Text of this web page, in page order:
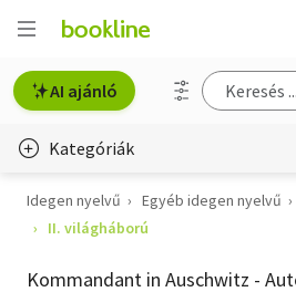
AI ajánló
Kategóriák
Életmód, egészség
Idegen nyelvű Egyéb idegen nyelvű
II. világháború
Kommandant in Auschwitz -